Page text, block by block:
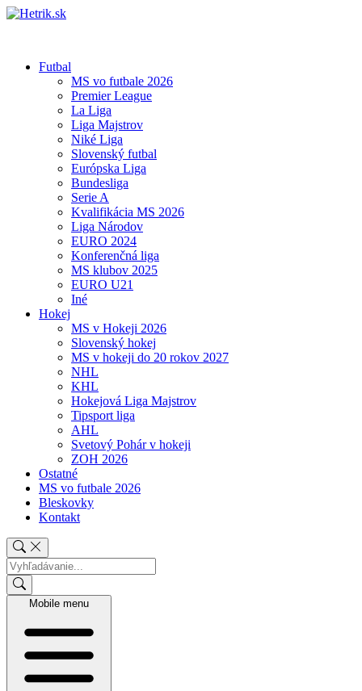
Futbal
MS vo futbale 2026
Premier League
La Liga
Liga Majstrov
Niké Liga
Slovenský futbal
Európska Liga
Bundesliga
Serie A
Kvalifikácia MS 2026
Liga Národov
EURO 2024
Konferenčná liga
MS klubov 2025
EURO U21
Iné
Hokej
MS v Hokeji 2026
Slovenský hokej
MS v hokeji do 20 rokov 2027
NHL
KHL
Hokejová Liga Majstrov
Tipsport liga
AHL
Svetový Pohár v hokeji
ZOH 2026
Ostatné
MS vo futbale 2026
Bleskovky
Kontakt
Mobile menu